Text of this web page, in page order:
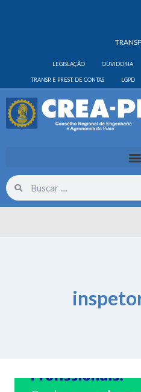
LEGISLAÇÃO OUVIDORIA
TRANSP. E PREST. DE CONTAS LGPD